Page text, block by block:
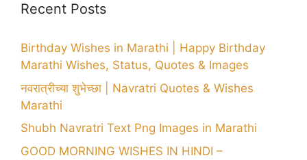
Recent Posts
Birthday Wishes in Marathi | Happy Birthday
Marathi Wishes, Status, Quotes & Images
नवरात्रीच्या शुभेच्छा | Navratri Quotes & Wishes
Marathi
Shubh Navratri Text Png Images in Marathi
GOOD MORNING WISHES IN HINDI –